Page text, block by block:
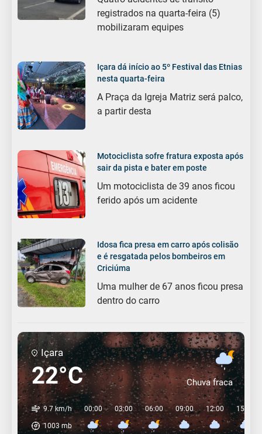
registrados na quarta-feira (5)
mobilizaram equipes
Içara dá início ao 5º Festival das Etnias
nesta quarta-feira
A Praça da Igreja Matriz será palco,
a partir desta
Motociclista sofre fratura exposta após
sair da pista e bater em poste
Um motociclista de 39 anos ficou
ferido após um acidente
Idosa fica presa em carro após colisão
e é resgatada pelos bombeiros em
Criciúma
Uma mulher de 67 anos ficou presa
dentro do carro
Içara
22°C Chuva fraca
9.7 km/h
1003 mb
00:00 03:00 06:00 09:00 12:00 15:00